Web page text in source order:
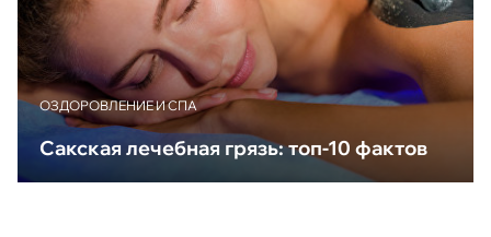
ОЗДОРОВЛЕНИЕ И СПА
Сакская лечебная грязь: топ-10 фактов